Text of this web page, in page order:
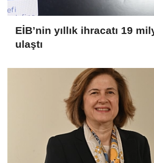
EİB’nin yıllık ihracatı 19
ulaştı